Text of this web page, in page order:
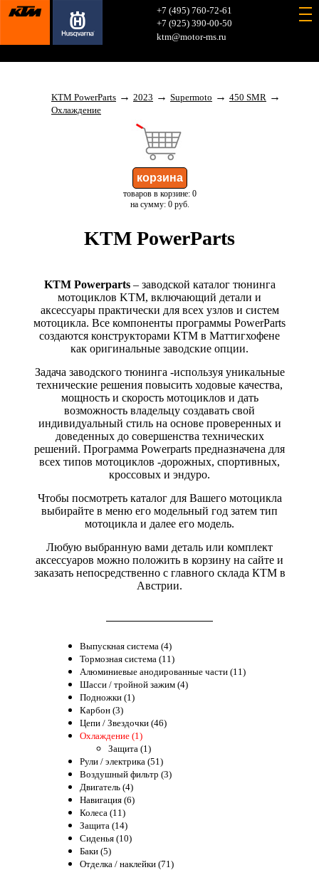
+7 (495) 760-72-61
+7 (925) 390-00-50
ktm@motor-ms.ru
KTM PowerParts → 2023 → Supermoto → 450 SMR →
Охлаждение
товаров в корзине: 0
на сумму: 0 руб.
KTM PowerParts
KTM Powerparts– заводской каталог тюнинга
мотоциклов KTM, включающий детали и
аксессуары практически для всех узлов и систем
мотоцикла. Все компоненты программы PowerParts
создаются конструкторами КТМ в Маттигхофене
как оригинальные заводские опции.
Задача заводского тюнинга -используя уникальные
технические решения повысить ходовые качества,
мощность и скорость мотоциклов и дать
возможность владельцу создавать свой
индивидуальный стиль на основе проверенных и
доведенных до совершенства технических
решений. Программа Powerparts предназначена для
всех типов мотоциклов -дорожных, спортивных,
кроссовых и эндуро.
Чтобы посмотреть каталог для Вашего мотоцикла
выбирайте в меню его модельный год затем тип
мотоцикла и далее его модель.
Любую выбранную вами деталь или комплект
аксессуаров можно положить в корзину на сайте и
заказать непосредственно с главного склада КТМ в
Австрии.
Выпускная система (4)
Тормозная система (11)
Алюминиевые анодированные части (11)
Шасси / тройной зажим (4)
Подножки (1)
Карбон (3)
Цепи / Звездочки (46)
Охлаждение (1)
Защита (1)
Рули / электрика (51)
Воздушный фильтр (3)
Двигатель (4)
Навигация (6)
Колеса (11)
Защита (14)
Сиденья (10)
Баки (5)
Отделка / наклейки (71)